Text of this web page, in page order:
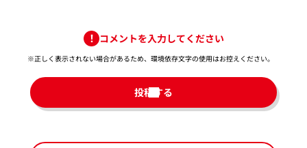
コメントを入力してください
※正しく表示されない場合があるため、環境依存文字の使用はお控えください。​
投稿する